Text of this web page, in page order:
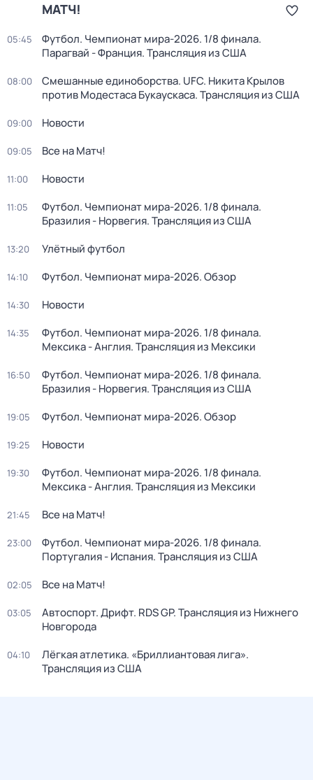
МАТЧ!
05:45
Футбол. Чемпионат мира-2026. 1/8 финала.
Парагвай - Франция. Трансляция из США
08:00
Смешанные единоборства. UFC. Никита Крылов
против Модестаса Букаускаса. Трансляция из США
09:00 Новости
09:05 Все на Матч!
11:00 Новости
11:05
Футбол. Чемпионат мира-2026. 1/8 финала.
Бразилия - Норвегия. Трансляция из США
13:20 Улётный футбол
14:10 Футбол. Чемпионат мира-2026. Обзор
14:30 Новости
14:35
Футбол. Чемпионат мира-2026. 1/8 финала.
Мексика - Англия. Трансляция из Мексики
16:50
Футбол. Чемпионат мира-2026. 1/8 финала.
Бразилия - Норвегия. Трансляция из США
19:05 Футбол. Чемпионат мира-2026. Обзор
19:25 Новости
19:30
Футбол. Чемпионат мира-2026. 1/8 финала.
Мексика - Англия. Трансляция из Мексики
21:45 Все на Матч!
23:00
Футбол. Чемпионат мира-2026. 1/8 финала.
Португалия - Испания. Трансляция из США
02:05 Все на Матч!
03:05
Автоспорт. Дрифт. RDS GP. Трансляция из Нижнего
Новгорода
04:10
Лёгкая атлетика. «Бриллиантовая лига».
Трансляция из США